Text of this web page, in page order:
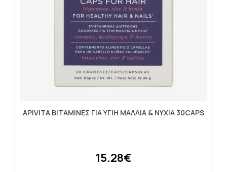
APIVITA ΒΙΤΑΜΙΝΕΣ ΓΙΑ ΥΓΙΗ ΜΑΛΛΙΑ & ΝΥΧΙΑ 30CAPS
15.28€